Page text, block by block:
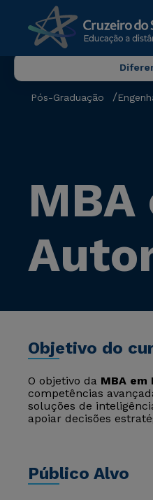
Pós-Graduação
Objetivo do
O objetivo da MBA
competências
soluções de
apoiar decisões
Público Alvo